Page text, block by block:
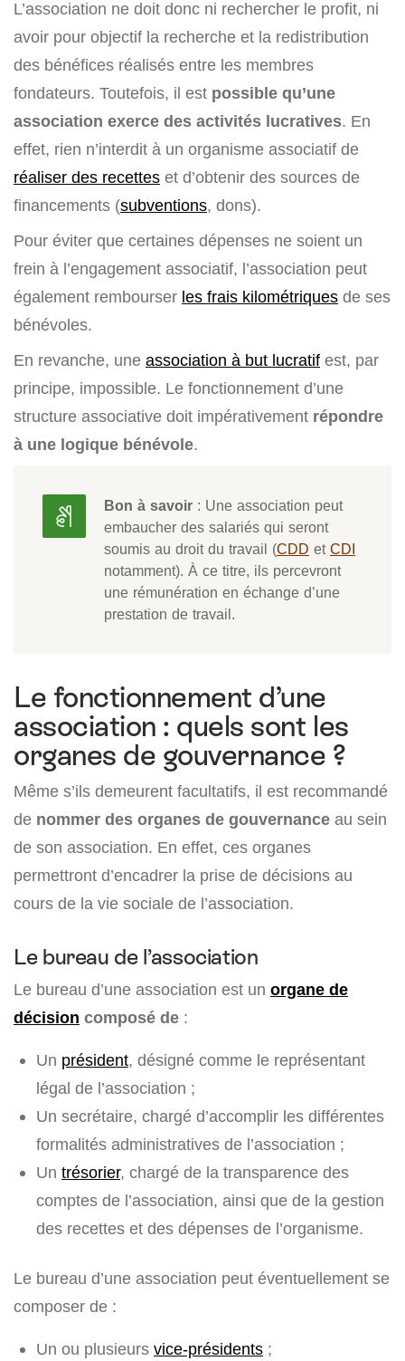
L’association ne doit donc ni rechercher le profit, ni
avoir pour objectif la recherche et la redistribution
des bénéfices réalisés entre les membres
fondateurs. Toutefois, il est possible qu’une
association exerce des activités lucratives. En
effet, rien n’interdit à un organisme associatif de
réaliser des recettes et d’obtenir des sources de
financements (subventions, dons).
Pour éviter que certaines dépenses ne soient un
frein à l’engagement associatif, l’association peut
également rembourser les frais kilométriques de ses
bénévoles.
En revanche, une association à but lucratif est, par
principe, impossible. Le fonctionnement d’une
structure associative doit impérativement répondre
à une logique bénévole.
Bon à savoir : Une association peut
embaucher des salariés qui seront
soumis au droit du travail (CDD et CDI
notamment). À ce titre, ils percevront
une rémunération en échange d’une
prestation de travail.
Le fonctionnement d’une
association : quels sont les
organes de gouvernance ?
Même s’ils demeurent facultatifs, il est recommandé
de nommer des organes de gouvernance au sein
de son association. En effet, ces organes
permettront d’encadrer la prise de décisions au
cours de la vie sociale de l’association.
Le bureau de l’association
Le bureau d’une association est un organe de
décision composé de :
Un président, désigné comme le représentant
légal de l’association ;
Un secrétaire, chargé d’accomplir les différentes
formalités administratives de l’association ;
Un trésorier, chargé de la transparence des
comptes de l’association, ainsi que de la gestion
des recettes et des dépenses de l’organisme.
Le bureau d’une association peut éventuellement se
composer de :
Un ou plusieurs vice-présidents ;